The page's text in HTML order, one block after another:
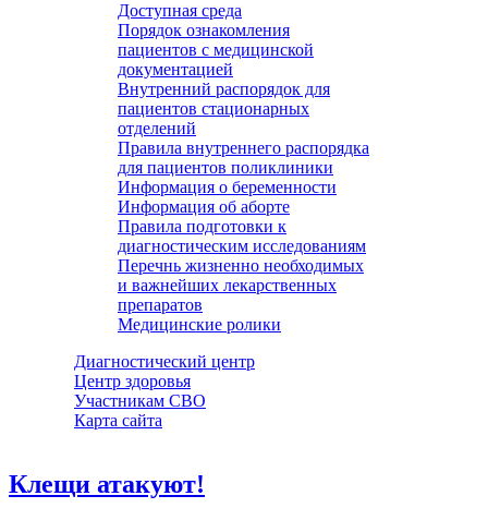
Доступная среда
Порядок ознакомления
пациентов с медицинской
документацией
Внутренний распорядок для
пациентов стационарных
отделений
Правила внутреннего распорядка
для пациентов поликлиники
Информация о беременности
Информация об аборте
Правила подготовки к
диагностическим исследованиям
Перечнь жизненно необходимых
и важнейших лекарственных
препаратов
Медицинские ролики
Диагностический центр
Центр здоровья
Участникам СВО
Карта сайта
Клещи атакуют!